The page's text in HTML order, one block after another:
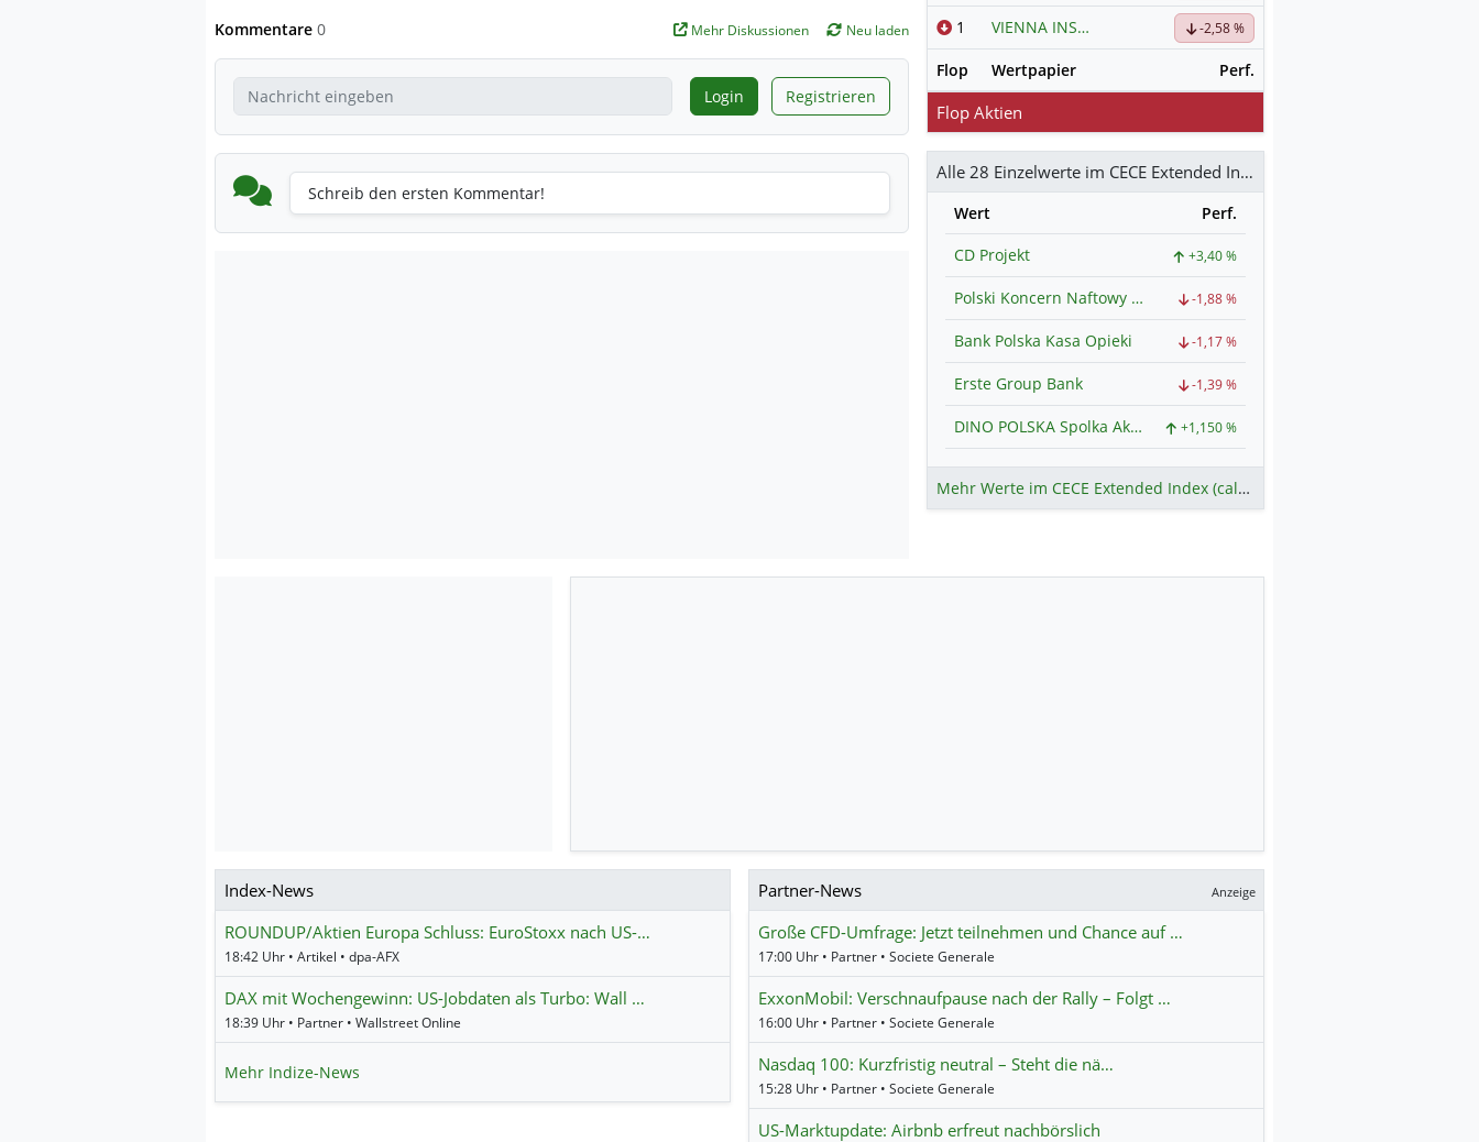
Kommentare 0 Mehr Diskussionen Neu laden
Login Registrieren
Schreib den ersten Kommentar!
1 VIENNA INSURANCE GROUP Wiener Versicherung Gruppe -2,58 %
Flop Wertpapier Perf.
Flop Aktien
Alle 28 Einzelwerte im CECE Extended Index (calculated in EUR)
Wert
Perf.
CD Projekt
+3,40 %
Polski Koncern Naftowy ORLEN -1,88 %
Bank Polska Kasa Opieki -1,17 %
Erste Group Bank -1,39 %
DINO POLSKA Spolka Akcyjna +1,150 %
Mehr Werte im CECE Extended Index (calculated in EUR)
Index-News
ROUNDUP/Aktien Europa Schluss: EuroStoxx nach US-…
18:42 Uhr • Artikel • dpa-AFX
DAX mit Wochengewinn: US-Jobdaten als Turbo: Wall …
18:39 Uhr • Partner • Wallstreet Online
Mehr Indize-News
Partner-News Anzeige
Große CFD-Umfrage: Jetzt teilnehmen und Chance auf …
17:00 Uhr • Partner • Societe Generale
ExxonMobil: Verschnaufpause nach der Rally – Folgt …
16:00 Uhr • Partner • Societe Generale
Nasdaq 100: Kurzfristig neutral – Steht die nä…
15:28 Uhr • Partner • Societe Generale
US-Marktupdate: Airbnb erfreut nachbörslich